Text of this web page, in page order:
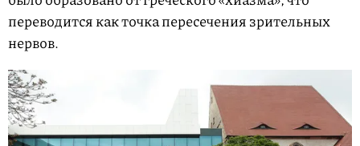
переводится как точка пересечения зрительных
нервов.